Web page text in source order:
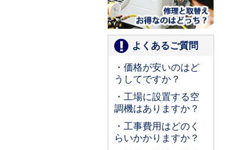
よくあるご質問
・価格が安いのはど
うしてですか？
・工場に設置する空
調機はありますか？
・工事費用はどのく
らいかかりますか？